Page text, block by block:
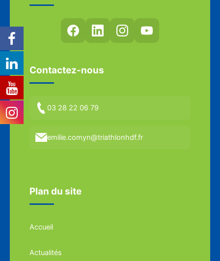
Contactez-nous
03 28 22 06 79
emilie.comyn@triathlonhdf.fr
Plan du site
Accueil
Actualités